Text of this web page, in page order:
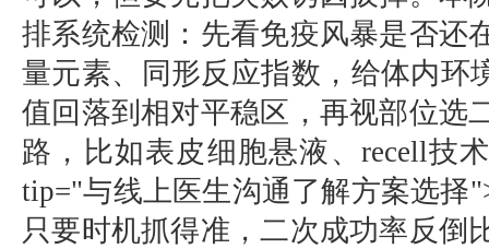
排系统检测：先看免疫风暴是否还
量元素、同形反应指数，给体内环
值回落到相对平稳区，再视部位选
路，比如表皮细胞悬液、recell技
tip="与线上医生沟通了解方案选择
只要时机抓得准，二次成功率反倒